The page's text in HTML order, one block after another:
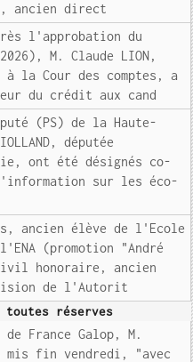
ancien direct
l'approbation du
M. Claude LION,
la Cour des comptes, a
du crédit aux cand
(PS) de la Haute-
députée
ont été désignés co-
sur les éco-
ancien élève de l'Ecole
(promotion "André
honoraire, ancien
de l'Autorit
toutes réserves
France Galop, M.
mis fin vendredi, "avec